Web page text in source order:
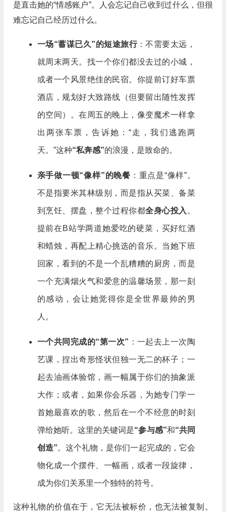
是直击她的“情感账户”。人会忘记自己收到过什么，但很
难忘记自己经历过什么。
一场“蓄谋已久”的短途旅行：不需要太远，
就周末两天。找一个你们都没去过的小城，
或者一个风景绝佳的民宿。你提前订好车票
酒店，规划好大致路线（但要留出随性发挥
的空间）。在周五的晚上，像变魔术一样拿
出两张车票，告诉她：“走，我们逃跑两
天。”这种“私奔感”的浪漫，是致命的。
亲手做一顿“像样”的晚餐 ：重点是“像样”。
不是指要米其林级别，而是指从买菜、备菜
到烹饪、摆盘，整个过程你都全身心投入 。
提前在B站学两道她爱吃的硬菜，买好红酒
和蜡烛，再配上精心挑选的音乐。当她下班
回家，看到的不是一个乱糟糟的厨房，而是
一个充满烟火气和爱意的温馨场景，那一刻
的感动，会让她觉得你是全世界最帅的男
人。
一个共同完成的“第一次” ：一起去上一次陶
艺课，捏出奇形怪状但独一无二的杯子；一
起去油画体验馆，画一幅属于你们的抽象派
大作；或者，如果你会乐器，为她专门学一
首她最喜欢的歌，然后在一个不经意的时刻
弹给她听。这里的关键词是“参与感”和“共同
创造”。这个礼物，是你们一起完成的，它会
物化成一个摆件、一幅画，或者一段旋律，
成为你们关系里一个独特的符号。
这种礼物的价值在于，它无法被标价，也无法被复制。